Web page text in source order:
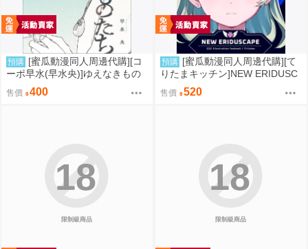
預購 [蜜瓜動漫同人周邊代購][コ
ーポ早水(早水央)]ゆえなきもの
たち(同人誌)
售價 400
預購 [蜜瓜動漫同人周邊代購][て
りたまキッチン]NEW ERIDUSC
APE(絕區零)(同人誌)
售價 520
限制級商品
18
限制級商品
18